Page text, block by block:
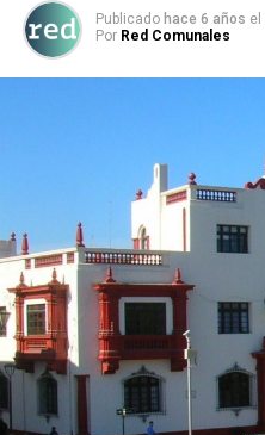
Publicado hace 6 años el
Por Red Comunales